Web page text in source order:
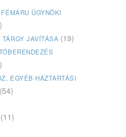
ÜGYNÖKI
JAVÍTÁSA (19)
EGYÉB HÁZTARTÁSI
(54)
(11)